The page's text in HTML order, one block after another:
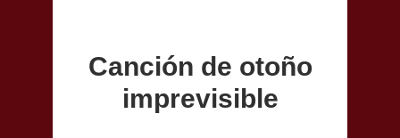
Canción de otoño
imprevisible